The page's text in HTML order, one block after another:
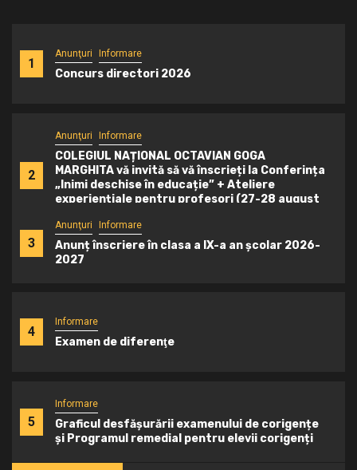
1
Anunţuri Informare
Concurs directori 2026
2
Anunţuri Informare
COLEGIUL NAȚIONAL OCTAVIAN GOGA
MARGHITA vă invită să vă înscrieți la Conferința
„Inimi deschise în educație” + Ateliere
experiențiale pentru profesori (27-28 august
3
Anunţuri Informare
Anunț înscriere în clasa a IX-a an școlar 2026-
2027
4
Informare
Examen de diferenţe
5
Informare
Graficul desfășurării examenului de corigențe
și Programul remedial pentru elevii corigenți